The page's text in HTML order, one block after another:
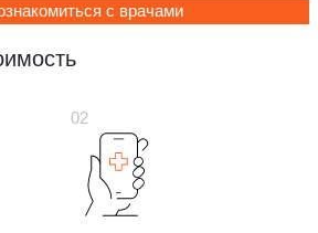
с врачами